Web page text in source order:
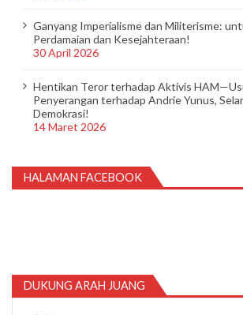
Ganyang Imperialisme dan Militerisme:
Perdamaian dan Kesejahteraan!
30 April 2026
Hentikan Teror terhadap Aktivis
Penyerangan terhadap Andrie Yunus,
Demokrasi!
14 Maret 2026
HALAMAN FACEBOOK
DUKUNG ARAH JUANG